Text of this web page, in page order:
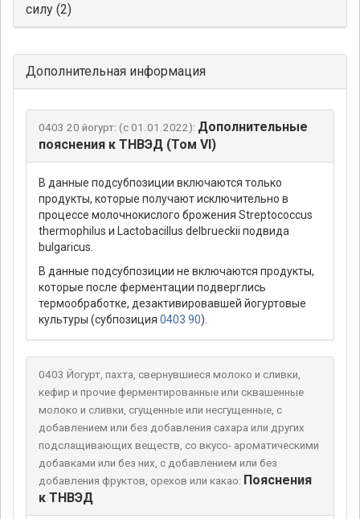
силу (2)
Дополнительная информация
0403 20 йогурт: (с 01.01.2022): Дополнительные
пояснения к ТНВЭД (Том VI)
В данные подсубпозиции включаются только
продукты, которые получают исключительно в
процессе молочнокислого брожения Streptococcus
thermophilus и Lactobacillus delbrueckii подвида
bulgaricus.
В данные подсубпозиции не включаются продукты,
которые после ферментации подверглись
термообработке, дезактивировавшей йогуртовые
культуры (субпозиция 0403 90).
0403 Йогурт, пахта, свернувшиеся молоко и сливки,
кефир и прочие ферментированные или сквашенные
молоко и сливки, сгущенные или несгущенные, с
добавлением или без добавления сахара или других
подслащивающих веществ, со вкусо- ароматическими
добавками или без них, с добавлением или без
добавления фруктов, орехов или какао: Пояснения
к ТНВЭД